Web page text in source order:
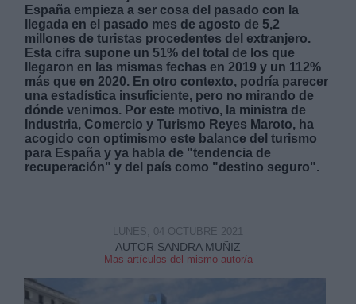
España empieza a ser cosa del pasado con la
llegada en el pasado mes de agosto de 5,2
millones de turistas procedentes del extranjero.
Esta cifra supone un 51% del total de los que
llegaron en las mismas fechas en 2019 y un 112%
más que en 2020. En otro contexto, podría parecer
una estadística insuficiente, pero no mirando de
dónde venimos. Por este motivo, la ministra de
Industria, Comercio y Turismo Reyes Maroto, ha
acogido con optimismo este balance del turismo
para España y ya habla de "tendencia de
recuperación" y del país como "destino seguro".
AUTOR SANDRA MUÑIZ
Mas artículos del mismo autor/a
LUNES, 04 OCTUBRE 2021
Derechos:
link
Información adicional
link